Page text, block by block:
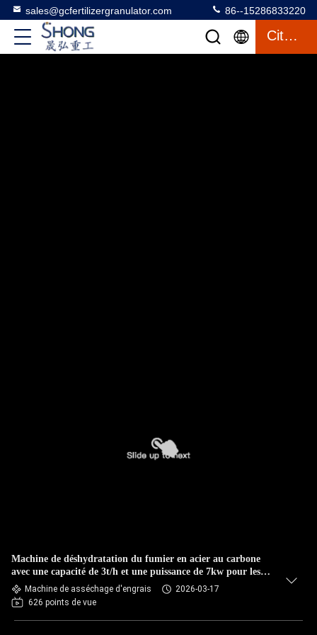
sales@gcfertilizergranulator.com 86--15286833220
Citation
Machine de déshydratation du fumier en acier au carbone
avec une capacité de 3t/h et une puissance de 7kw pour les
fermes avicoles
Machine de asséchage d'engrais
2026-03-17
626 points de vue